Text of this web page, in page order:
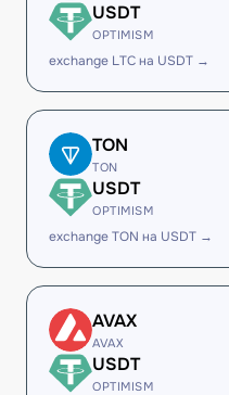
USDT
OPTIMISM
exchange LTC на USDT →
TON
TON
USDT
OPTIMISM
exchange TON на USDT →
AVAX
AVAX
USDT
OPTIMISM